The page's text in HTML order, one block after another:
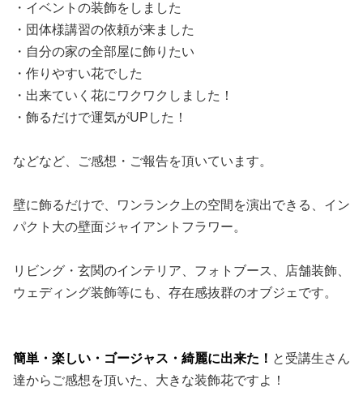
・イベントの装飾をしました
・団体様講習の依頼が来ました
・自分の家の全部屋に飾りたい
・作りやすい花でした
・出来ていく花にワクワクしました！
・飾るだけで運気がUPした！
などなど、ご感想・ご報告を頂いています。
壁に飾るだけで、ワンランク上の空間を演出できる、イン
パクト大の壁面ジャイアントフラワー。
リビング・玄関のインテリア、フォトブース、店舗装飾、
ウェディング装飾等にも、存在感抜群のオブジェです。
簡単・楽しい・ゴージャス・綺麗に出来た！ と受講生さん
達からご感想を頂いた、大きな装飾花ですよ！